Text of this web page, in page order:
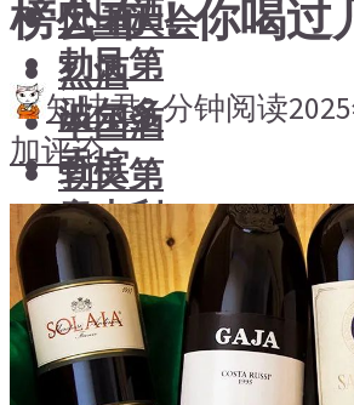
中国酒
勃艮第
波尔多
香槟
意大利
德国
澳大利亚-新西兰
日本清酒
风土大会
烈酒
中国酒
勃艮第
波尔多
香槟
意大利
德国
榜公布！你喝过
知味君2 分钟阅读
加评论